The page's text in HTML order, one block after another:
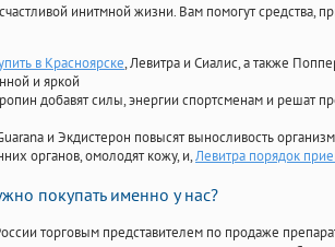
инитмной жизни. Вам помогут средства,
в Красноярске, Левитра и Сиалис, а также
и яркой
добавят силы, энергии спортсменам и решат
и Экдистерон повысят выносливость
органов, омолодят кожу, и,Левитра порядок
покупать именно у нас?
торговым представителем по продаже